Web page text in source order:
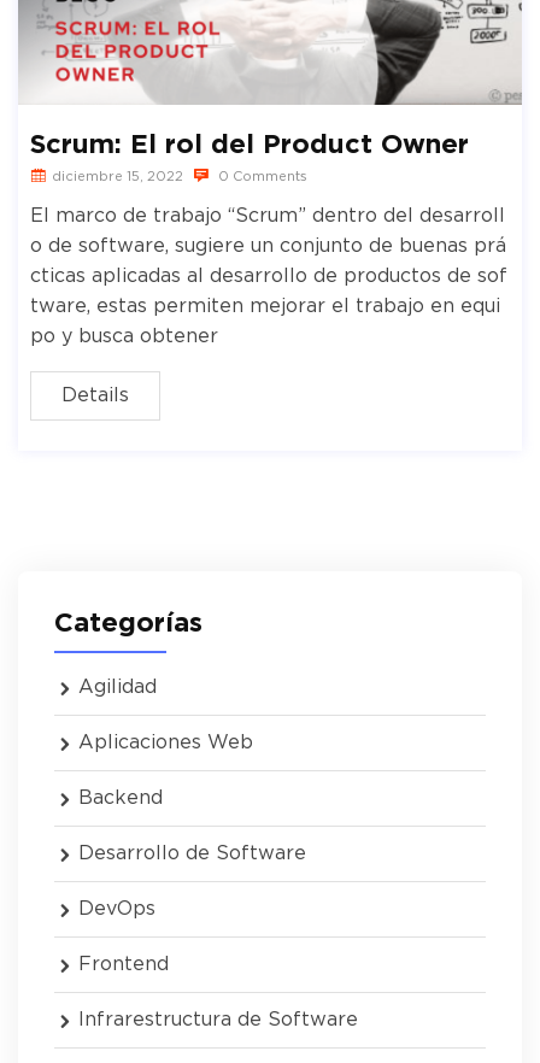
Scrum: El rol del Product Owner
diciembre 15, 2022 0 Comments
El marco de trabajo “Scrum” dentro del desarroll
o de software, sugiere un conjunto de buenas prá
cticas aplicadas al desarrollo de productos de sof
tware, estas permiten mejorar el trabajo en equi
po y busca obtener
Details
Categorías
Agilidad
Aplicaciones Web
Backend
Desarrollo de Software
DevOps
Frontend
Infrarestructura de Software